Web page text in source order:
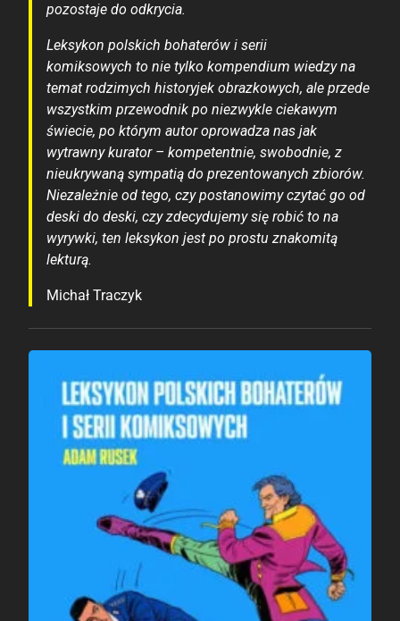
pozostaje do odkrycia.
Leksykon polskich bohaterów i serii
komiksowych to nie tylko kompendium wiedzy na
temat rodzimych historyjek obrazkowych, ale przede
wszystkim przewodnik po niezwykle ciekawym
świecie, po którym autor oprowadza nas jak
wytrawny kurator – kompetentnie, swobodnie, z
nieukrywaną sympatią do prezentowanych zbiorów.
Niezależnie od tego, czy postanowimy czytać go od
deski do deski, czy zdecydujemy się robić to na
wyrywki, ten leksykon jest po prostu znakomitą
lekturą.
Michał Traczyk